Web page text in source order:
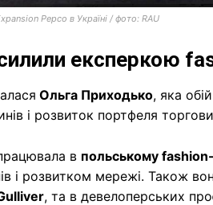
Pepco в Україні / фото: RAU
експеркою
Ольга Приходько, яка
і розвиток портфеля
в польському
і розвитком мережі. Також
, та в девелоперських